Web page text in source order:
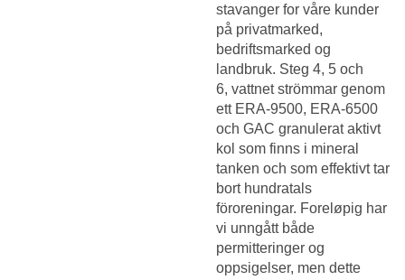
stavanger for våre kunder
på privatmarked,
bedriftsmarked og
landbruk. Steg 4, 5 och
6, vattnet strömmar genom
ett ERA-9500, ERA-6500
och GAC granulerat aktivt
kol som finns i mineral
tanken och som effektivt tar
bort hundratals
föroreningar. Foreløpig har
vi unngått både
permitteringer og
oppsigelser, men dette